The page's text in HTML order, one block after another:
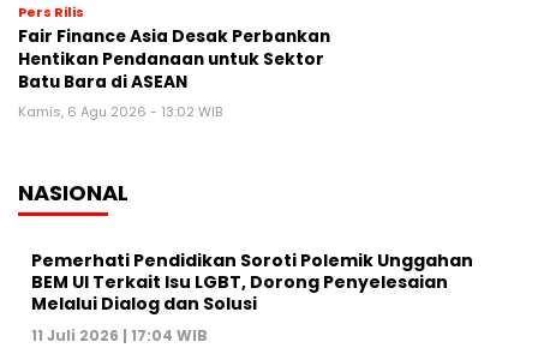
Pers Rilis
Fair Finance Asia Desak Perbankan
Hentikan Pendanaan untuk Sektor
Batu Bara di ASEAN
Kamis, 6 Agu 2026 - 13:02 WIB
NASIONAL
Pemerhati Pendidikan Soroti Polemik Unggahan
BEM UI Terkait Isu LGBT, Dorong Penyelesaian
Melalui Dialog dan Solusi
11 Juli 2026 | 17:04 WIB